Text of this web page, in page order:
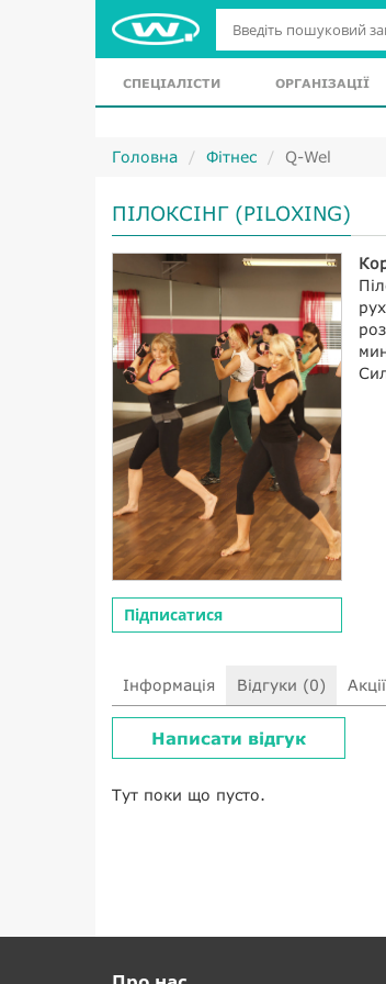
СПЕЦІАЛІСТИ ОРГАНІЗАЦІЇ
Головна Фітнес Q-Wel
ПІЛОКСІНГ (PILOXING)
Підписатися
Інформація Відгуки (0)
Написати відгук
Тут поки що пусто.